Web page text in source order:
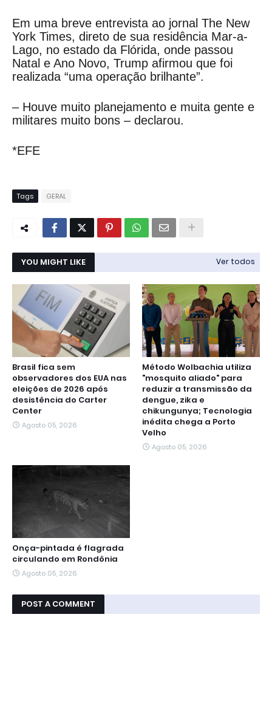
Em uma breve entrevista ao jornal The New
York Times, direto de sua residência Mar-a-
Lago, no estado da Flórida, onde passou
Natal e Ano Novo, Trump afirmou que foi
realizada “uma operação brilhante”.
– Houve muito planejamento e muita gente e
militares muito bons – declarou.
*EFE
Tags GERAL
YOU MIGHT LIKE Ver todos
Brasil fica sem
observadores dos EUA nas
eleições de 2026 após
desistência do Carter
Center
Agosto 05, 2026
Método Wolbachia utiliza
"mosquito aliado" para
reduzir a transmissão da
dengue, zika e
chikungunya; Tecnologia
inédita chega a Porto
Velho
Agosto 05, 2026
Onça-pintada é flagrada
circulando em Rondônia
Agosto 05, 2026
POST A COMMENT